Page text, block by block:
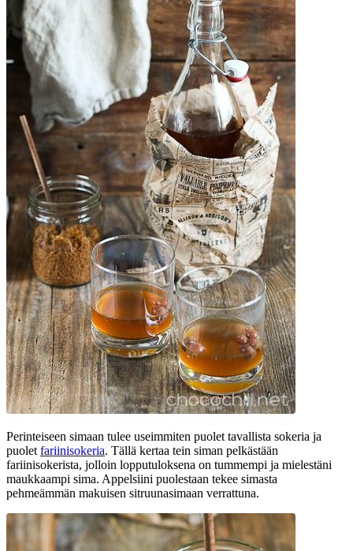
Perinteiseen simaan tulee useimmiten puolet tavallista sokeria ja
puolet fariinisokeria. Tällä kertaa tein siman pelkästään
fariinisokerista, jolloin lopputuloksena on tummempi ja mielestäni
maukkaampi sima. Appelsiini puolestaan tekee simasta
pehmeämmän makuisen sitruunasimaan verrattuna.